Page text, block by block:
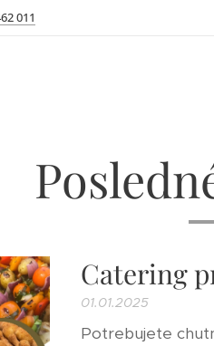
011
Catering
01.01.2025
Potrebujete